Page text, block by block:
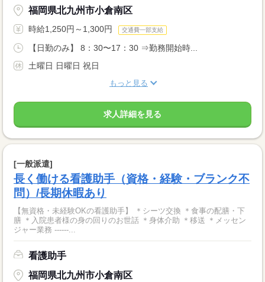
福岡県北九州市小倉南区
時給1,250円～1,300円 交通費一部支給
【日勤のみ】 8：30〜17：30 ⇒勤務開始時...
土曜日 日曜日 祝日
もっと見る
求人詳細を見る
[一般派遣]
長く働ける看護助手（資格・経験・ブランク不
問）/長期休暇あり
【無資格・未経験OKの看護助手】 ＊シーツ交換 ＊食事の配膳・下
膳 ＊入院患者様の身の回りのお世話 ＊身体介助 ＊移送 ＊メッセン
ジャー業務 ------...
看護助手
福岡県北九州市小倉南区